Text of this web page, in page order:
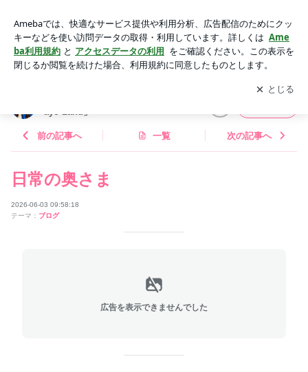
d」Powered by Ameba
アプリをダウンロードして ブログの更新通知
を受け取りまし
ょう。
開く
ayo Land」
前の記事へ 一覧 次の記事へ
日常の奥さま
2026-06-03 09:58:18
テーマ： ブログ
広告を表示できませんでした